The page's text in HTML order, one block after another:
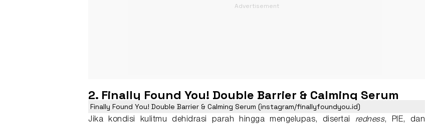
2. Finally Found You! Double Barrier & Calming Serum
Finally Found You! Double Barrier & Calming Serum (instagram/finallyfoundyou.id)
Jika kondisi kulitmu dehidrasi parah hingga mengelupas, disertai redness, PIE, dan